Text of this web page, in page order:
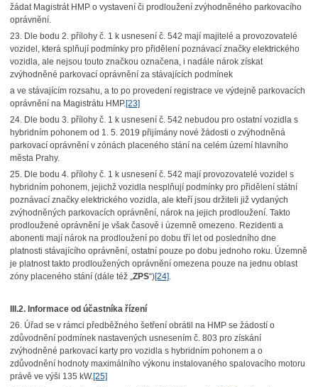
žádat Magistrát HMP o vystavení či prodloužení zvýhodněného parkovacího
oprávnění.
23. Dle bodu 2. přílohy č. 1 k usnesení č. 542 mají majitelé a provozovatelé
vozidel, která splňují podmínky pro přidělení poznávací značky elektrického
vozidla, ale nejsou touto značkou označena, i nadále nárok získat
zvýhodněné parkovací oprávnění za stávajících podmínek
a ve stávajícím rozsahu, a to po provedení registrace ve výdejně parkovacích
oprávnění na Magistrátu HMP.[23]
24. Dle bodu 3. přílohy č. 1 k usnesení č. 542 nebudou pro ostatní vozidla s
hybridním pohonem od 1. 5. 2019 přijímány nové žádosti o zvýhodněná
parkovací oprávnění v zónách placeného stání na celém území hlavního
města Prahy.
25. Dle bodu 4. přílohy č. 1 k usnesení č. 542 mají provozovatelé vozidel s
hybridním pohonem, jejichž vozidla nesplňují podmínky pro přidělení státní
poznávací značky elektrického vozidla, ale kteří jsou držiteli již vydaných
zvýhodněných parkovacích oprávnění, nárok na jejich prodloužení. Takto
prodloužené oprávnění je však časově i územně omezeno. Rezidenti a
abonenti mají nárok na prodloužení po dobu tří let od posledního dne
platnosti stávajícího oprávnění, ostatní pouze po dobu jednoho roku. Územně
je platnost takto prodloužených oprávnění omezena pouze na jednu oblast
zóny placeného stání (dále též „ZPS“)[24].
III.2. Informace od účastníka řízení
26. Úřad se v rámci předběžného šetření obrátil na HMP se žádostí o
zdůvodnění podmínek nastavených usnesením č. 803 pro získání
zvýhodněné parkovací karty pro vozidla s hybridním pohonem a o
zdůvodnění hodnoty maximálního výkonu instalovaného spalovacího motoru
právě ve výši 135 kW.[25]